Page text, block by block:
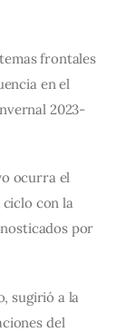
frontales
en el
2023-
ocurra el
con la
por
sugirió a la
del